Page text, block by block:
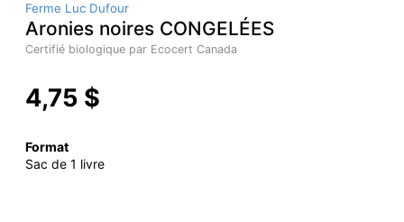
Ferme Luc Dufour
Aronies noires CONGELÉES
Certifié biologique par Ecocert Canada
4,75 $
Format
Sac de 1 livre